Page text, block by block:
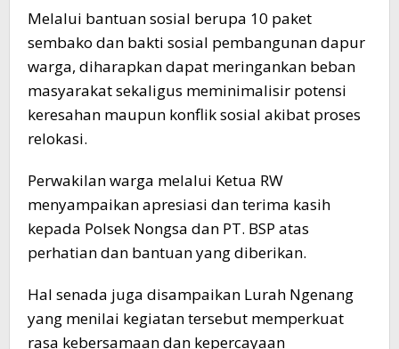
Melalui bantuan sosial berupa 10 paket
sembako dan bakti sosial pembangunan dapur
warga, diharapkan dapat meringankan beban
masyarakat sekaligus meminimalisir potensi
keresahan maupun konflik sosial akibat proses
relokasi.
Perwakilan warga melalui Ketua RW
menyampaikan apresiasi dan terima kasih
kepada Polsek Nongsa dan PT. BSP atas
perhatian dan bantuan yang diberikan.
Hal senada juga disampaikan Lurah Ngenang
yang menilai kegiatan tersebut memperkuat
rasa kebersamaan dan kepercayaan